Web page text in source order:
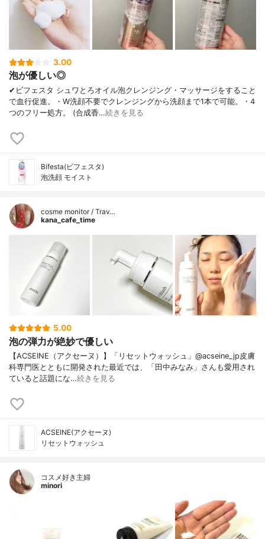
3.00
泡が優しい◎
✔︎ビフェスタ シュワとろオイル泡クレンジング・マッサージをすること
で血行促進。・W洗顔不要でクレンジングから洗顔まで1本で可能。・4
つのフリー処方。 (合成香…続きを見る
Bifesta(ビフェスタ)
泡洗顔 モイスト
cosme monitor / Trav…
kana_cafe_time
5.00
泡の弾力が絶妙で優しい
【ACSEINE（アクセーヌ）】「リセットウォッシュ」@acseine_jp皮膚
科専門医とともに開発された最近では、「田中みなみ」さんも愛用され
ていると話題にな…続きを見る
ACSEINE(アクセーヌ)
リセットウォッシュ
コスメ好き主婦
minori